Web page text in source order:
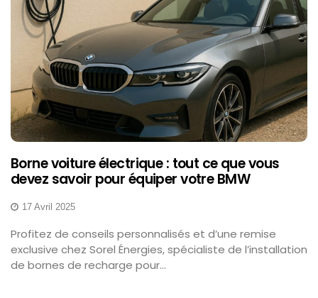
Borne voiture électrique : tout ce que vous
devez savoir pour équiper votre BMW
17 Avril 2025
Profitez de conseils personnalisés et d’une remise
exclusive chez Sorel Énergies, spécialiste de l’installation
de bornes de recharge pour...